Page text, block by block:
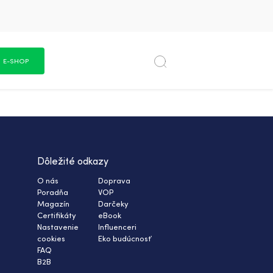
E-SHOP
Dôležité odkazy
O nás
Poradňa
Magazín
Certifikáty
Nastavenie
cookies
FAQ
B2B
Doprava
VOP
Darčeky
eBook
Influenceri
Eko budúcnosť